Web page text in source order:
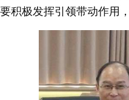
积极发挥引领带动作用